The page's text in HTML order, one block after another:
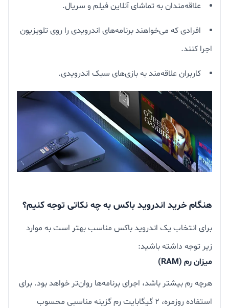
علاقه‌مندان به تماشای آنلاین فیلم و سریال.
افرادی که می‌خواهند برنامه‌های اندرویدی را روی تلویزیون
اجرا کنند.
کاربران علاقه‌مند به بازی‌های سبک اندرویدی.
هنگام خرید اندروید باکس به چه نکاتی توجه کنیم؟
برای انتخاب یک اندروید باکس مناسب بهتر است به موارد
زیر توجه داشته باشید:
میزان رم (RAM)
هرچه رم بیشتر باشد، اجرای برنامه‌ها روان‌تر خواهد بود. برای
استفاده روزمره، ۲ گیگابایت رم گزینه مناسبی محسوب